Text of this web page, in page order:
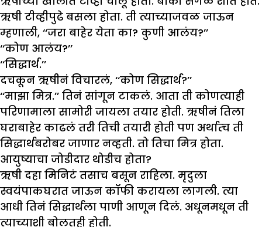
ऋषी टीव्हीपुढे बसला होता. ती त्याच्याजवळ जाऊन
म्हणाली, ‘‘जरा बाहेर येता का? कुणी आलंय?’’
‘‘कोण आलंय?’’
‘‘सिद्धार्थ.’’
दचकून ऋषीनं विचारलं, ‘‘कोण सिद्धार्थ?’’
‘‘माझा मित्र.’’ तिनं सांगून टाकलं. आता ती कोणत्याही
परिणामाला सामोरी जायला तयार होती. ऋषीनं तिला
घराबाहेर काढलं तरी तिची तयारी होती पण अर्थात्च ती
सिद्धार्थबरोबर जाणार नव्हती. तो तिचा मित्र होता.
आयुष्याचा जोडीदार थोडीच होता?
ऋषी दहा मिनिटं तसाच बसून राहिला. मृदुला
स्वयंपाकघरात जाऊन कॉफी करायला लागली. त्या
आधी तिनं सिद्धार्थला पाणी आणून दिलं. अधूनमधून ती
त्याच्याशी बोलतही होती.